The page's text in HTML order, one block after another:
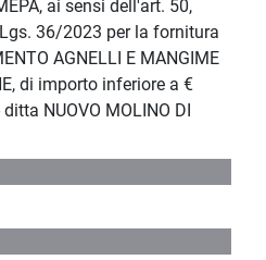
ai sensi dell'art. 50,
36/2023 per la fornitura
AGNELLI E MANGIME
di importo inferiore a €
NUOVO MOLINO DI